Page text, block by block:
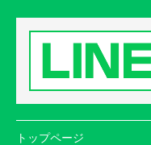
トップページ